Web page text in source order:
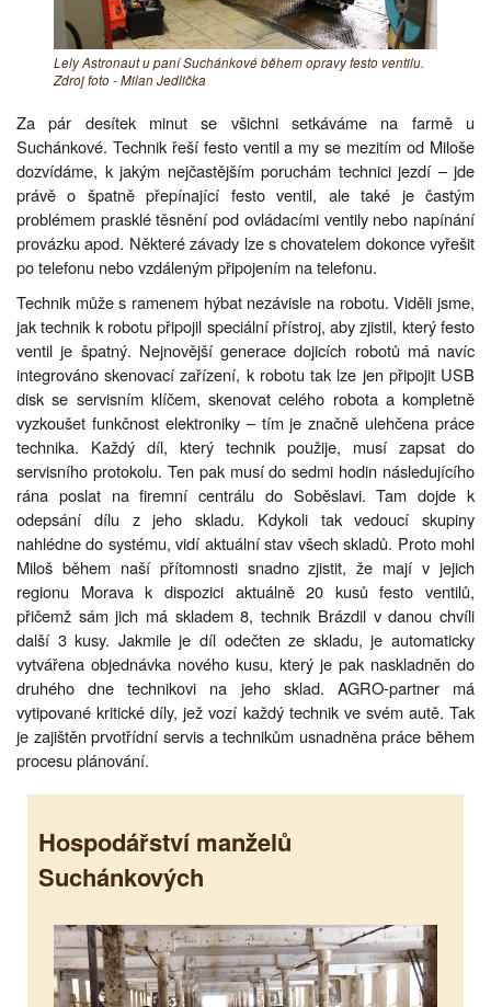
Lely Astronaut u paní Suchánkové během opravy festo ventilu.
Zdroj foto - Milan Jedlička
Za pár desítek minut se všichni setkáváme na farmě u
Suchánkové. Technik řeší festo ventil a my se mezitím od Miloše
dozvídáme, k jakým nejčastějším poruchám technici jezdí – jde
právě o špatně přepínající festo ventil, ale také je častým
problémem prasklé těsnění pod ovládacími ventily nebo napínání
provázku apod. Některé závady lze s chovatelem dokonce vyřešit
po telefonu nebo vzdáleným připojením na telefonu.
Technik může s ramenem hýbat nezávisle na robotu. Viděli jsme,
jak technik k robotu připojil speciální přístroj, aby zjistil, který festo
ventil je špatný. Nejnovější generace dojicích robotů má navíc
integrováno skenovací zařízení, k robotu tak lze jen připojit USB
disk se servisním klíčem, skenovat celého robota a kompletně
vyzkoušet funkčnost elektroniky – tím je značně ulehčena práce
technika. Každý díl, který technik použije, musí zapsat do
servisního protokolu. Ten pak musí do sedmi hodin následujícího
rána poslat na firemní centrálu do Soběslavi. Tam dojde k
odepsání dílu z jeho skladu. Kdykoli tak vedoucí skupiny
nahlédne do systému, vidí aktuální stav všech skladů. Proto mohl
Miloš během naší přítomnosti snadno zjistit, že mají v jejich
regionu Morava k dispozici aktuálně 20 kusů festo ventilů,
přičemž sám jich má skladem 8, technik Brázdil v danou chvíli
další 3 kusy. Jakmile je díl odečten ze skladu, je automaticky
vytvářena objednávka nového kusu, který je pak naskladněn do
druhého dne technikovi na jeho sklad. AGRO-partner má
vytipované kritické díly, jež vozí každý technik ve svém autě. Tak
je zajištěn prvotřídní servis a technikům usnadněna práce během
procesu plánování.
Hospodářství manželů
Suchánkových